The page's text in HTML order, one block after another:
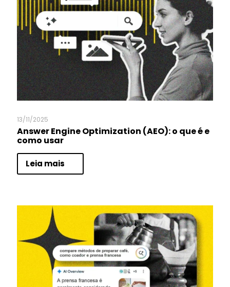
13/11/2025
Answer Engine Optimization (AEO): o que é e
como usar
Leia mais